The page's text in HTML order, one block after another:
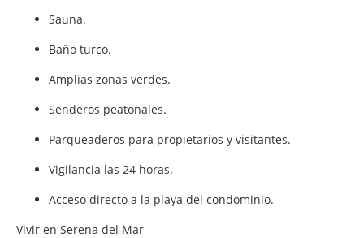
Sauna.
Baño turco.
Amplias zonas verdes.
Senderos peatonales.
Parqueaderos para propietarios y visitantes.
Vigilancia las 24 horas.
Acceso directo a la playa del condominio.
Vivir en Serena del Mar